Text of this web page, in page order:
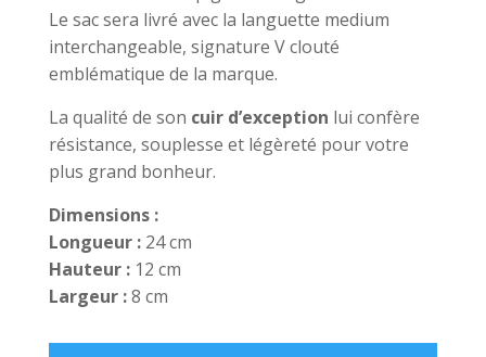
Le sac sera livré avec la languette medium
interchangeable, signature V clouté
emblématique de la marque.
La qualité de son cuir d’exception lui confère
résistance, souplesse et légèreté pour votre
plus grand bonheur.
Dimensions :
Longueur :24 cm
Hauteur :12 cm
Largeur :8 cm